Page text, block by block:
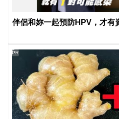
伴侶和妳一起預防HPV，才有
PR